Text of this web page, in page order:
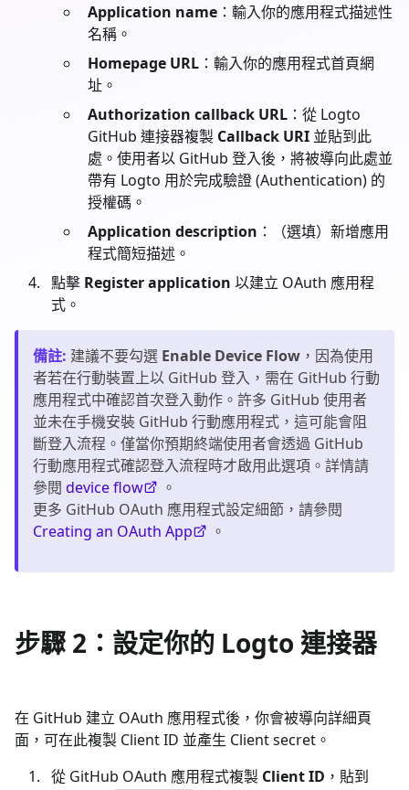
Application name ：輸入你的應用程式描述性
名稱。
Homepage URL ：輸入你的應用程式首頁網
址。
Authorization callback URL ：從 Logto
GitHub 連接器複製 Callback URI 並貼到此
處。使用者以 GitHub 登入後，將被導向此處並
帶有 Logto 用於完成驗證 (Authentication) 的
授權碼。
Application description ：（選填）新增應用
程式簡短描述。
點擊 Register application 以建立 OAuth 應用程
式。
備註: 建議不要勾選 Enable Device Flow ，因為使用
者若在行動裝置上以 GitHub 登入，需在 GitHub 行動
應用程式中確認首次登入動作。許多 GitHub 使用者
並未在手機安裝 GitHub 行動應用程式，這可能會阻
斷登入流程。僅當你預期終端使用者會透過 GitHub
行動應用程式確認登入流程時才啟用此選項。詳情請
參閱 device flow
。
更多 GitHub OAuth 應用程式設定細節，請參閱
Creating an OAuth App
。
步驟 2：設定你的 Logto 連接器
在 GitHub 建立 OAuth 應用程式後，你會被導向詳細頁
面，可在此複製 Client ID 並產生 Client secret。
從 GitHub OAuth 應用程式複製 Client ID ，貼到